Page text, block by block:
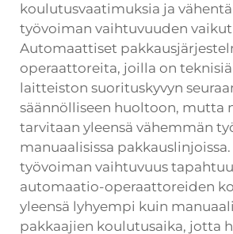
koulutusvaatimuksia ja
työvoiman vaihtuvuuden
Automaattiset
operaattoreita, joilla on
laitteiston suorituskyvyn
säännölliseen huoltoon, mutta
tarvitaan yleensä vähemmän
manuaalisissa pakkauslinjoissa.
työvoiman vaihtuvuus
automaatio-operaattoreiden
yleensä lyhyempi kuin
pakkaajien koulutusaika, jotta